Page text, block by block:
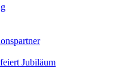
Jubiläum